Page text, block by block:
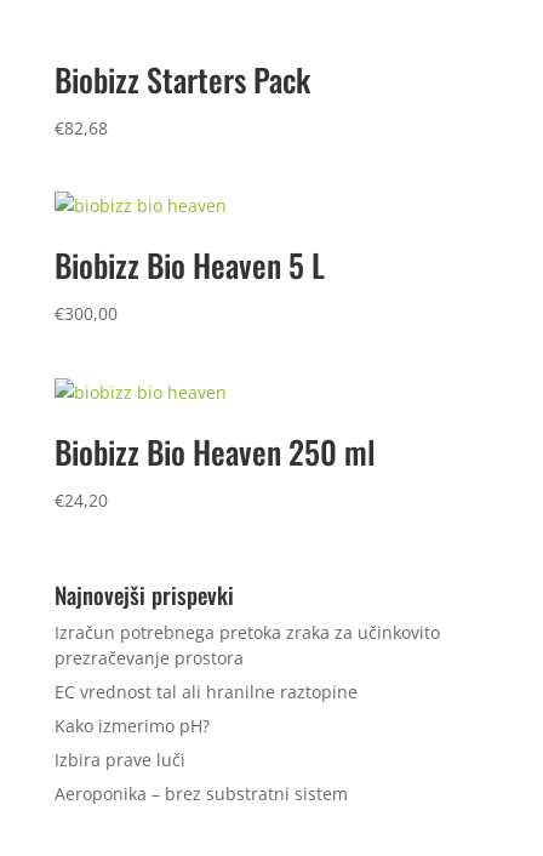
Biobizz Starters Pack
€82,68
Biobizz Bio Heaven 5 L
€300,00
Biobizz Bio Heaven 250 ml
€24,20
Najnovejši prispevki
Izračun potrebnega pretoka zraka za učinkovito
prezračevanje prostora
EC vrednost tal ali hranilne raztopine
Kako izmerimo pH?
Izbira prave luči
Aeroponika – brez substratni sistem